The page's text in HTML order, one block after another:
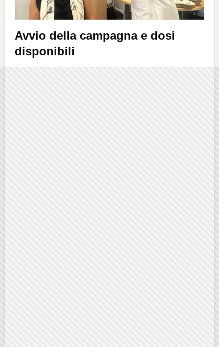
Avvio della campagna e dosi
disponibili